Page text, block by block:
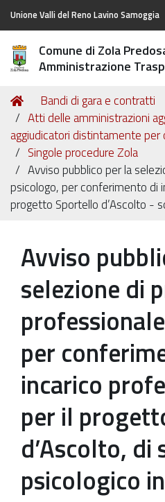
Unione Valli del Reno Lavino Samoggia
Comune di Zola
Amministrazione
Tu
sei
qui:
Home
Bandi di gara e contratti
Atti delle amministrazioni
aggiudicatori distintamente per
Singole procedure Zola
Avviso pubblico per la
psicologo, per conferimento di
progetto Sportello d’Ascolto
Avviso
selezione di
per
incarico
per il
d’Ascolto, di
psicologico